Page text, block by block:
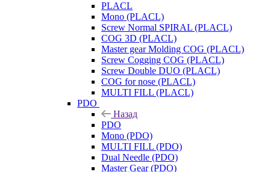
PLACL
Mono (PLACL)
Screw Normal SPIRAL (PLACL)
COG 3D (PLACL)
Master gear Molding COG (PLACL)
Screw Cogging COG (PLACL)
Screw Double DUO (PLACL)
COG for nose (PLACL)
MULTI FILL (PLACL)
PDO
Назад
PDO
Mono (PDO)
MULTI FILL (PDO)
Dual Needle (PDO)
Master Gear (PDO)